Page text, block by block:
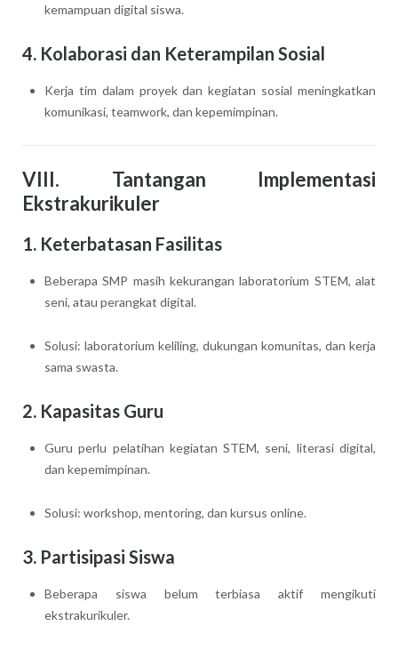
kemampuan digital siswa.
4. Kolaborasi dan Keterampilan Sosial
Kerja tim dalam proyek dan kegiatan sosial meningkatkan
komunikasi, teamwork, dan kepemimpinan.
VIII. Tantangan Implementasi
Ekstrakurikuler
1. Keterbatasan Fasilitas
Beberapa SMP masih kekurangan laboratorium STEM, alat
seni, atau perangkat digital.
Solusi: laboratorium keliling, dukungan komunitas, dan kerja
sama swasta.
2. Kapasitas Guru
Guru perlu pelatihan kegiatan STEM, seni, literasi digital,
dan kepemimpinan.
Solusi: workshop, mentoring, dan kursus online.
3. Partisipasi Siswa
Beberapa siswa belum terbiasa aktif mengikuti
ekstrakurikuler.